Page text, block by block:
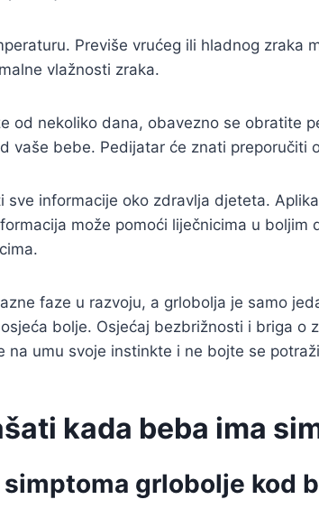
Previše vrućeg ili hladnog
vlažnosti zraka.
od nekoliko dana, obavezno se obratite
vaše bebe. Pedijatar će znati
sve informacije oko zdravlja djeteta.
može pomoći liječnicima u
faze u razvoju, a grlobolja je samo
bolje. Osjećaj bezbrižnosti i briga
na umu svoje instinkte i ne bojte se
kada beba ima
grlobolje kod